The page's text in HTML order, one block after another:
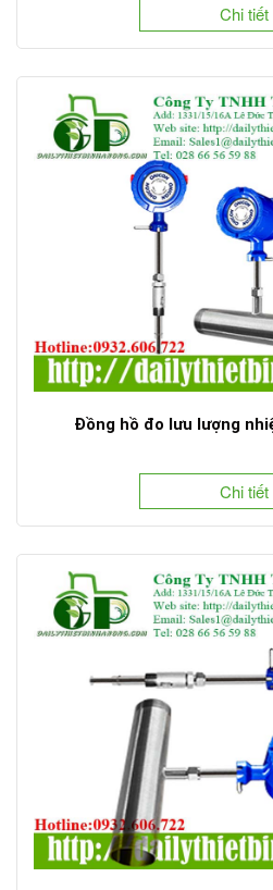
Chi tiết
Đồng hồ đo lưu lượng
Chi tiết